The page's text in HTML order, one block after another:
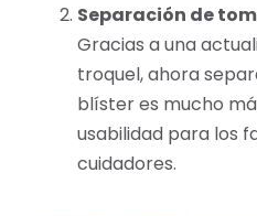
Separación de
Gracias a una
troquel, ahora
blíster es mucho
usabilidad para los
cuidadores.